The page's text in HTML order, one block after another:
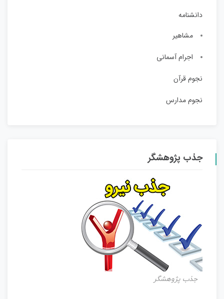
دانشنامه
مشاهیر
اجرام آسمانی
نجوم قرآن
نجوم مدارس
جذب پژوهشگر
جذب پژوهشگر